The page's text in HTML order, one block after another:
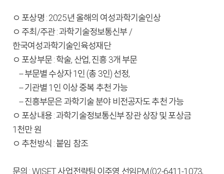
ㅇ 포상명 : 2025년 올해의 여성과학기술인상
ㅇ 주최/주관 : 과학기술정보통신부 /
한국여성과학기술인육성재단
ㅇ 포상부문 : 학술, 산업, 진흥 3개 부문
-- 부문별 수상자 1인 (총 3인) 선정,
-- 기관별 1인 이상 중복 추천 가능
-- 진흥부문은 과학기술 분야 비전공자도 추천 가능
ㅇ 포상내용 : 과학기술정보통신부 장관 상장 및 포상금
1천만 원
ㅇ 추천방식 : 붙임 참조
문의 : WISET 사업전략팀 이주영 선임PM (02-6411-1073,